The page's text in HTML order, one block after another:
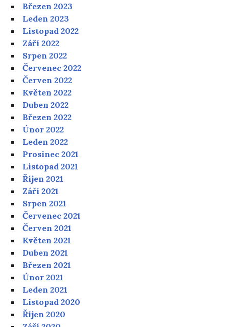
Březen 2023
Leden 2023
Listopad 2022
Září 2022
Srpen 2022
Červenec 2022
Červen 2022
Květen 2022
Duben 2022
Březen 2022
Únor 2022
Leden 2022
Prosinec 2021
Listopad 2021
Říjen 2021
Září 2021
Srpen 2021
Červenec 2021
Červen 2021
Květen 2021
Duben 2021
Březen 2021
Únor 2021
Leden 2021
Listopad 2020
Říjen 2020